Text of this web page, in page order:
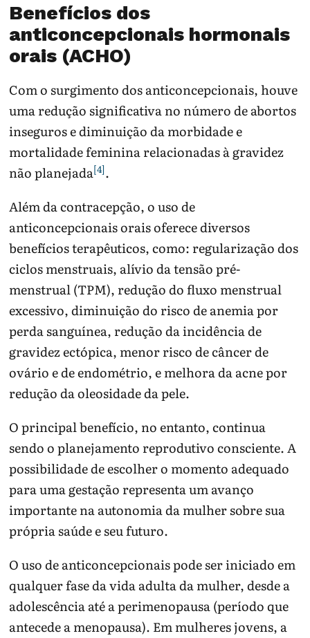
Benefícios dos
anticoncepcionais hormonais
orais (ACHO)
Com o surgimento dos anticoncepcionais, houve
uma redução significativa no número de abortos
inseguros e diminuição da morbidade e
mortalidade feminina relacionadas à gravidez
não planejada[4].
Além da contracepção, o uso de
anticoncepcionais orais oferece diversos
benefícios terapêuticos, como: regularização dos
ciclos menstruais, alívio da tensão pré-
menstrual (TPM), redução do fluxo menstrual
excessivo, diminuição do risco de anemia por
perda sanguínea, redução da incidência de
gravidez ectópica, menor risco de câncer de
ovário e de endométrio, e melhora da acne por
redução da oleosidade da pele.
O principal benefício, no entanto, continua
sendo o planejamento reprodutivo consciente. A
possibilidade de escolher o momento adequado
para uma gestação representa um avanço
importante na autonomia da mulher sobre sua
própria saúde e seu futuro.
O uso de anticoncepcionais pode ser iniciado em
qualquer fase da vida adulta da mulher, desde a
adolescência até a perimenopausa (período que
antecede a menopausa). Em mulheres jovens, a